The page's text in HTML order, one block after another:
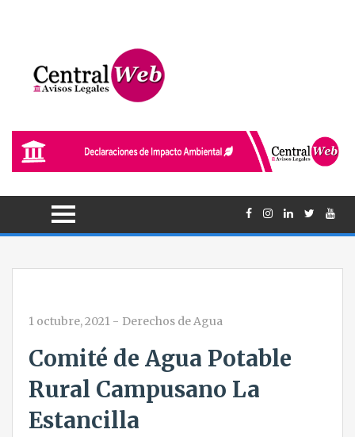
1 octubre, 2021 - Derechos de Agua
Comité de Agua Potable
Rural Campusano La
Estancilla